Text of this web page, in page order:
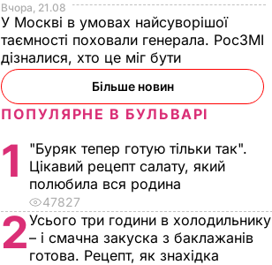
Вчора, 21.08
У Москві в умовах найсуворішої
таємності поховали генерала. РосЗМІ
дізналися, хто це міг бути
Більше новин
ПОПУЛЯРНЕ В БУЛЬВАРІ
1
"Буряк тепер готую тільки так".
Цікавий рецепт салату, який
полюбила вся родина
47827
2Усього три години в холодильнику
– і смачна закуска з баклажанів
готова. Рецепт, як знахідка